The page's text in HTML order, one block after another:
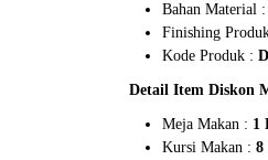
Bahan Material :
Finishing
Kode Produk :
Detail Item Diskon
Meja Makan : 1
Kursi Makan : 8